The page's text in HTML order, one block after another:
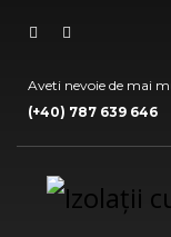
Aveti nevoie de mai
(+40) 787 639 646